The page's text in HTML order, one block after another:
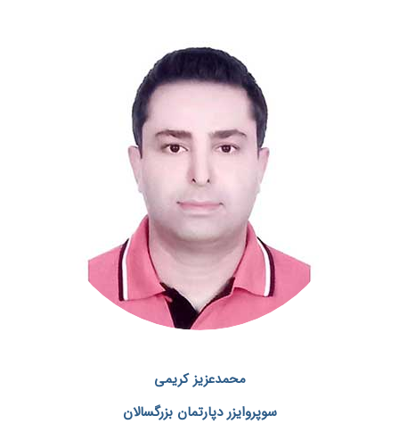
محمدعزیز کریمی
سوپروایزر دپارتمان بزرگسالان